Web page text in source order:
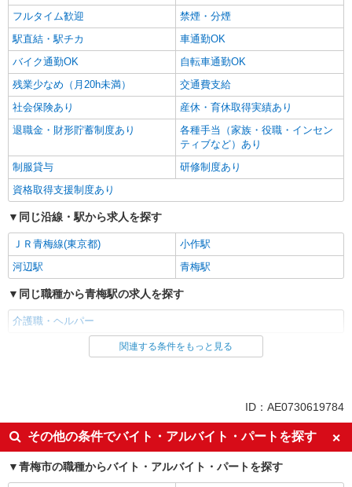
フルタイム歓迎
禁煙・分煙
駅直結・駅チカ
車通勤OK
バイク通勤OK
自転車通勤OK
残業少なめ（月20h未満）
交通費支給
社会保険あり
産休・育休取得実績あり
退職金・財形貯蓄制度あり
各種手当（家族・役職・インセン
ティブなど）あり
制服貸与
研修制度あり
資格取得支援制度あり
同じ沿線・駅から求人を探す
ＪＲ青梅線(東京都)
小作駅
河辺駅
青梅駅
同じ職種から青梅駅の求人を探す
介護職・ヘルパー
同じ雇用形態から青梅駅の求人を探す
入社日応相談
未経験歓迎
経験者・有資格者歓迎
新卒・第二新卒歓迎
女性活躍中
主婦・主夫歓迎
関連する条件をもっと見る
ID：AE0730619784
その他の条件でバイト・アルバイト・パートを探す
青梅市の職種からバイト・アルバイト・パートを探す